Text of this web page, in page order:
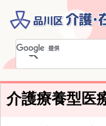
へ
移
動介護療養型医